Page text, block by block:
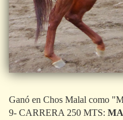
Ganó en Chos Malal como
9- CARRERA 250 MTS: